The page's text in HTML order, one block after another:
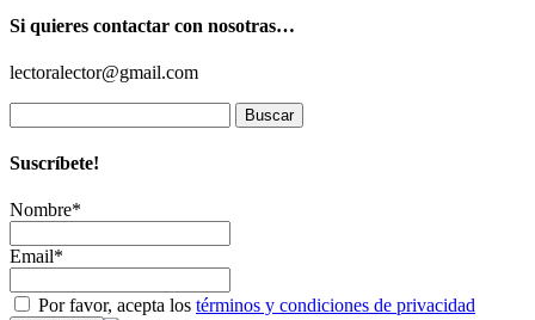
Si quieres contactar con nosotras…
lectoralector@gmail.com
Suscríbete!
Nombre*
Email*
Por favor, acepta los términos y condiciones de privacidad